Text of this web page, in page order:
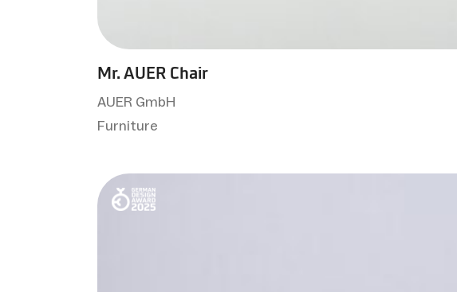
Mr. AUER Chair
AUER GmbH
Furniture